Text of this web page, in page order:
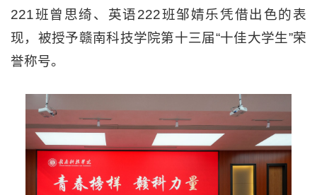
221班曾思绮、英语222班邹婧乐凭借出色的表
现，被授予赣南科技学院第十三届“十佳大学生”荣
誉称号。